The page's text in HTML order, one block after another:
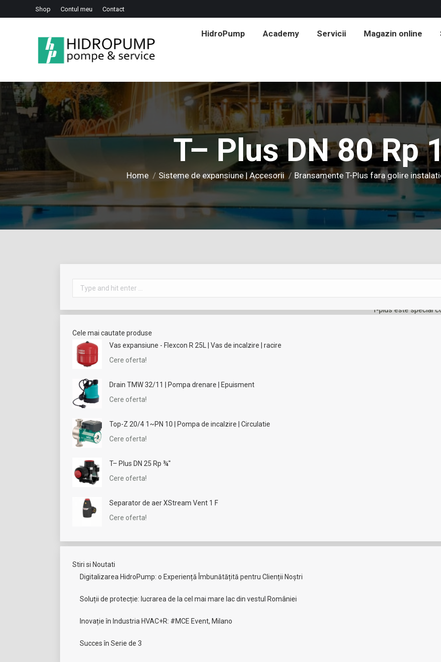
Shop Contul meu Contact
HidroPump Academy Servicii Magazin online
T– Plus DN 80 Rp
You are here:
Home Sisteme de expansiune | Accesorii Bransamente T-Plus fara golire
T-plus este special
Search:
Cele mai cautate produse
Vas expansiune - Flexcon R 25L | Vas de incalzire | racire
Cere oferta!
Drain TMW 32/11 | Pompa drenare | Epuisment
Cere oferta!
Top-Z 20/4 1~PN 10 | Pompa de incalzire | Circulatie
Cere oferta!
T– Plus DN 25 Rp ¾"
Cere oferta!
Separator de aer XStream Vent 1 F
Cere oferta!
Stiri si Noutati
Digitalizarea HidroPump: o Experiență Îmbunătățită pentru Clienții Noștri
Soluții de protecție: lucrarea de la cel mai mare lac din vestul României
Inovație în Industria HVAC+R: #MCE Event, Milano
Succes în Serie de 3